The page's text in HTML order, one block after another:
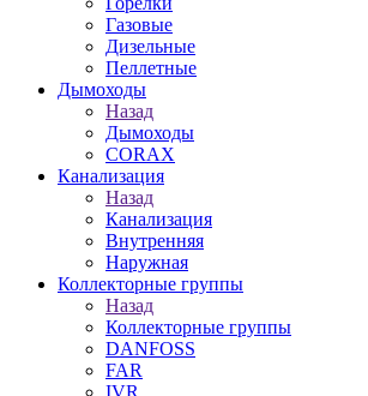
Газовые
Дизельные
Пеллетные
Дымоходы
Назад
Дымоходы
CORAX
Канализация
Назад
Канализация
Внутренняя
Наружная
Коллекторные группы
Назад
Коллекторные группы
DANFOSS
FAR
IVR